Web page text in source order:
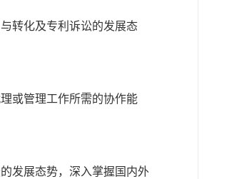
转化及专利诉讼的发展态
或管理工作所需的协作能
发展态势，深入掌握国内外